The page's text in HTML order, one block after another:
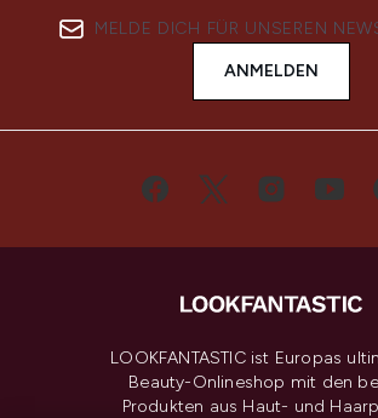
MELDE DICH FÜR UNSEREN
ANMELDEN
LOOKFANTASTIC ist Europas
Beauty-Onlineshop mit den
Produkten aus Haut- und